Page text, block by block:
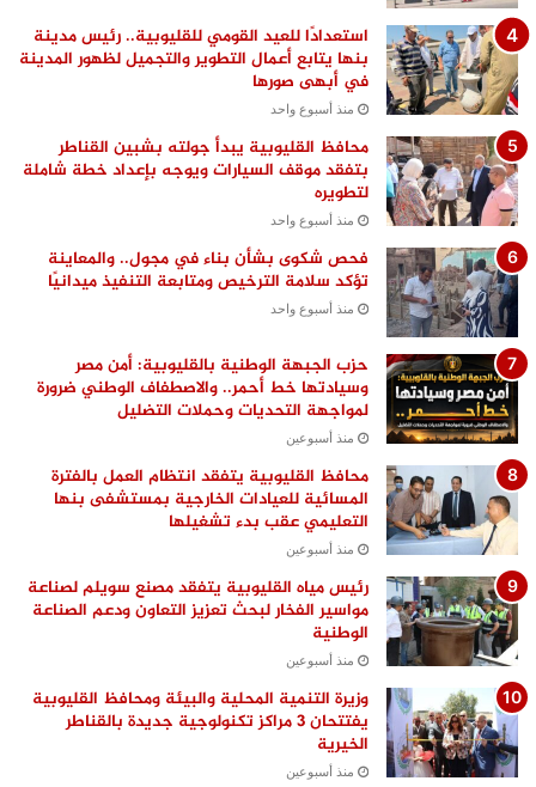
استعدادًا للعيد القومي للقليوبية.. رئيس مدينة
بنها يتابع أعمال التطوير والتجميل لظهور المدينة
في أبهى صورها
منذ أسبوع واحد
محافظ القليوبية يبدأ جولته بشبين القناطر
بتفقد موقف السيارات ويوجه بإعداد خطة شاملة
لتطويره
منذ أسبوع واحد
فحص شكوى بشأن بناء في مجول.. والمعاينة
تؤكد سلامة الترخيص ومتابعة التنفيذ ميدانيًا
منذ أسبوع واحد
حزب الجبهة الوطنية بالقليوبية: أمن مصر
وسيادتها خط أحمر.. والاصطفاف الوطني ضرورة
لمواجهة التحديات وحملات التضليل
منذ أسبوعين
محافظ القليوبية يتفقد انتظام العمل بالفترة
المسائية للعيادات الخارجية بمستشفى بنها
التعليمي عقب بدء تشغيلها
منذ أسبوعين
رئيس مياه القليوبية يتفقد مصنع سويلم لصناعة
مواسير الفخار لبحث تعزيز التعاون ودعم الصناعة
الوطنية
منذ أسبوعين
وزيرة التنمية المحلية والبيئة ومحافظ القليوبية
يفتتحان 3 مراكز تكنولوجية جديدة بالقناطر
الخيرية
منذ أسبوعين